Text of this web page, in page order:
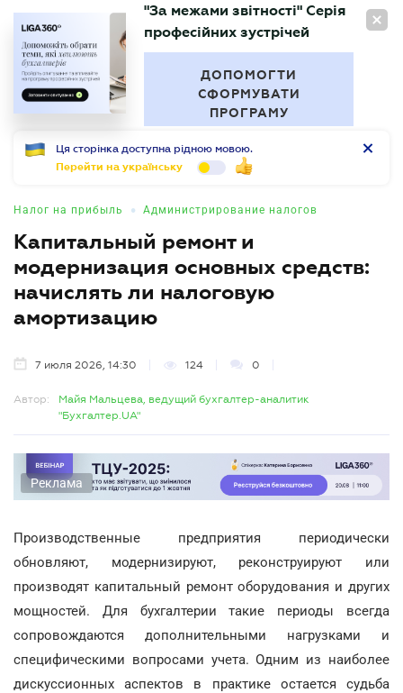
RU
БУХГАЛТЕР
"За межами звітності" Серія
професійних зустрічей
ДОПОМОГТИ
СФОРМУВАТИ
ПРОГРАМУ
Ця сторінка доступна рідною мовою.
Перейти на українську
Налог на прибыль • Администрирование налогов
Капитальный ремонт и
модернизация основных средств:
начислять ли налоговую
амортизацию
7 июля 2026, 14:30 124 0
Автор:
Майя Мальцева, ведущий бухгалтер-аналитик
"Бухгалтер.UA"
Реклама
Производственные предприятия периодически
обновляют, модернизируют, реконструируют или
производят капитальный ремонт оборудования и других
мощностей. Для бухгалтерии такие периоды всегда
сопровождаются дополнительными нагрузками и
специфическими вопросами учета. Одним из наиболее
дискуссионных аспектов в практике остается судьба